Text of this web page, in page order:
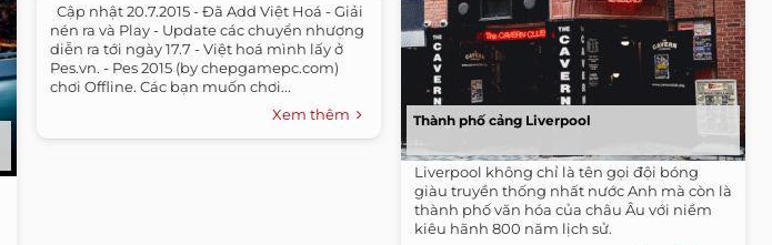
​ ​ Cập nhật 20.7.2015 - Đã Add Việt Hoá - Giải
nén ra và Play - Update các chuyển nhượng
diễn ra tới ngày 17.7 - Việt hoá mình lấy ở
Pes.vn. - Pes 2015 (by chepgamepc.com)
chơi Offline. Các bạn muốn chơi...
Xem thêm
Thành phố cảng Liverpool
Liverpool không chỉ là tên gọi đội bóng
giàu truyền thống nhất nước Anh mà còn là
thành phố văn hóa của châu Âu với niềm
kiêu hãnh 800 năm lịch sử.